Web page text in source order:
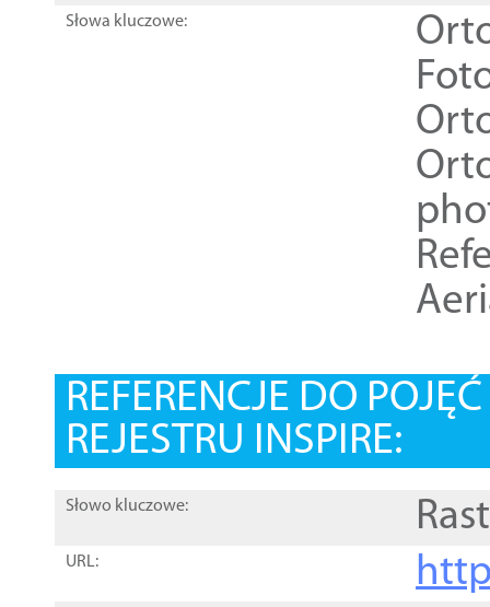
Słowa kluczowe:
REFERENCJE DO
REJESTRU INSPIRE:
Słowo kluczowe:
URL: